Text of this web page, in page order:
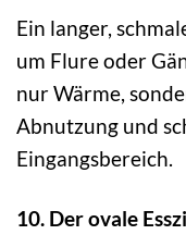
Ein langer,
um Flure oder
nur Wärme,
Abnutzung und
Eingangsbereich.
10. Der ovale